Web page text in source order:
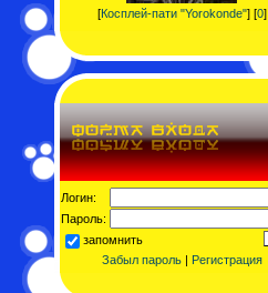
[Косплей-пати "Yorokonde"] [0]
Логин:
Пароль:
запомнить
Забыл пароль| Регистрация